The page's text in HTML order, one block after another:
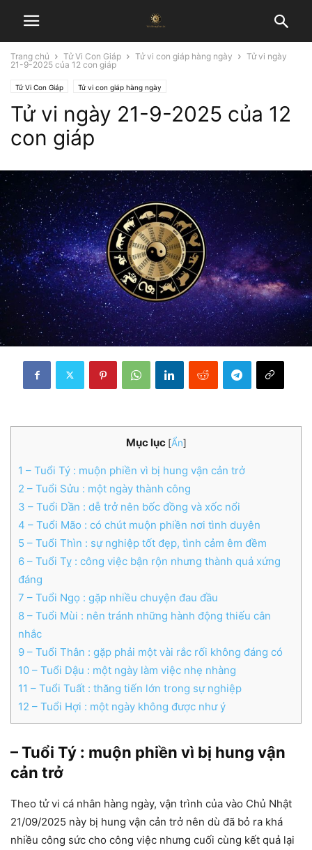
Trang chủ Tử Vi Con Giáp Tử vi con giáp hàng ngày
Tử vi ngày
21-9-2025 của 12 con giáp
Tử Vi Con Giáp Tử vi con giáp hàng ngày
Tử vi ngày 21-9-2025 của 12
con giáp
Mục lục [Ẩn]
1 – Tuổi Tý : muộn phiền vì bị hung vận cản trở
2 – Tuổi Sửu : một ngày thành công
3 – Tuổi Dần : dễ trở nên bốc đồng và xốc nổi
4 – Tuổi Mão : có chút muộn phiền nơi tình duyên
5 – Tuổi Thìn : sự nghiệp tốt đẹp, tình cảm êm đềm
6 – Tuổi Tỵ : công việc bận rộn nhưng thành quả xứng
đáng
7 – Tuổi Ngọ : gặp nhiều chuyện đau đầu
8 – Tuổi Mùi : nên tránh những hành động thiếu cân
nhắc
9 – Tuổi Thân : gặp phải một vài rắc rối không đáng có
10 – Tuổi Dậu : một ngày làm việc nhẹ nhàng
11 – Tuổi Tuất : thăng tiến lớn trong sự nghiệp
12 – Tuổi Hợi : một ngày không được như ý
– Tuổi Tý : muộn phiền vì bị hung vận
cản trở
Theo tử vi cá nhân hàng ngày, vận trình của vào Chủ Nhật
21/09/2025 này bị hung vận cản trở nên dù đã bỏ ra khá
nhiều công sức cho công việc nhưng cuối cùng kết quả lại